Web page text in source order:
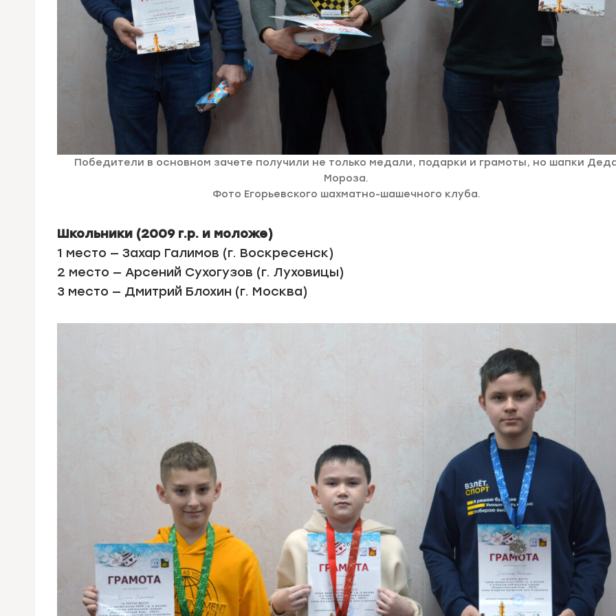
Победители в основном зачете получили не только медали, подарки и грамоты, но шапки
Мороза.
Фото Егорьевского шахматно-шашечного клуба.
Школьники (2009 г.р. и моложе)
1 место — Захар Галимов (г. Воскресенск)
2 место — Арсений Сухогузов (г. Луховицы)
3 место — Дмитрий Блохин (г. Москва)